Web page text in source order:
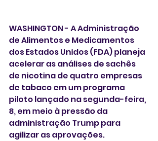
WASHINGTON - A Administração
de Alimentos e Medicamentos
dos Estados Unidos (FDA) planeja
acelerar as análises de sachês
de nicotina de quatro empresas
de tabaco em um programa
piloto lançado na segunda-feira,
8, em meio à pressão da
administração Trump para
agilizar as aprovações.